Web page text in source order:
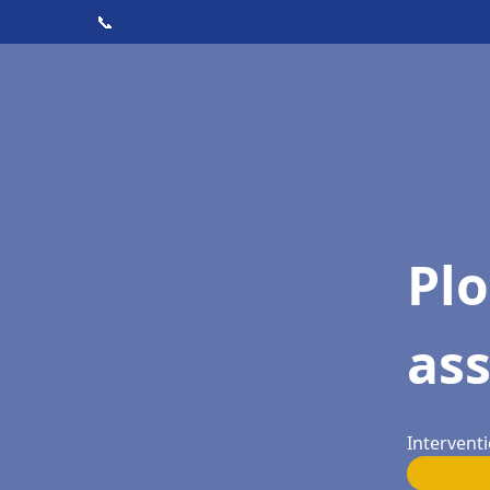
📞